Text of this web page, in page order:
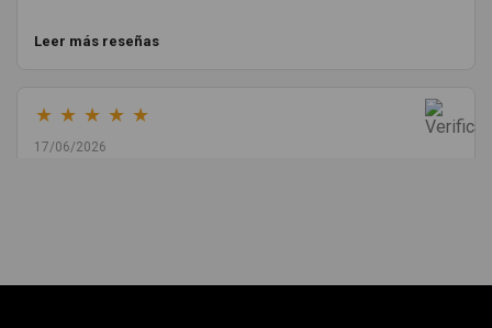
Leer más reseñas
★ ★ ★ ★ ★
17/06/2026